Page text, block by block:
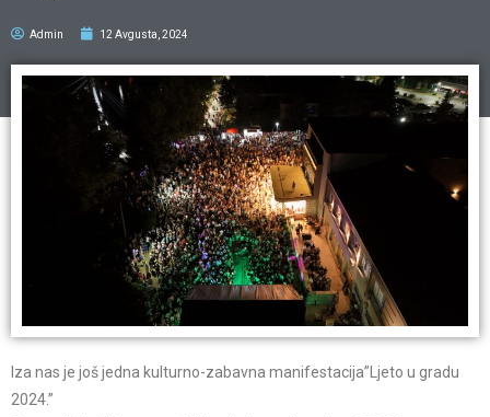
Admin 12 Avgusta, 2024
Iza nas je još jedna kulturno-zabavna manifestacija”Ljeto u gradu
2024.”